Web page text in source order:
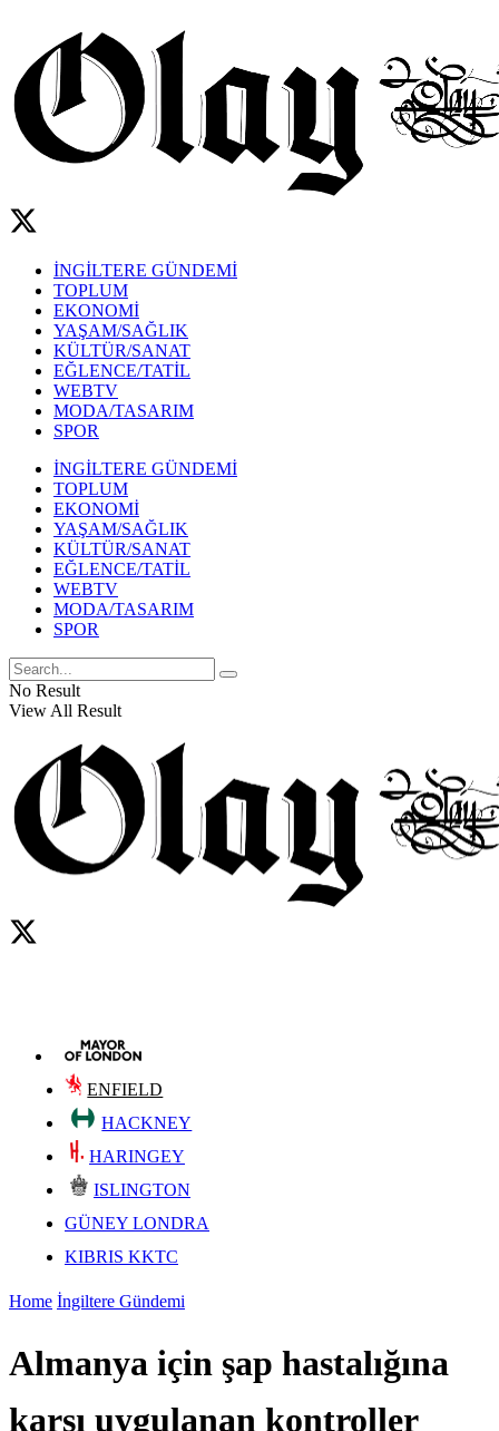
İNGİLTERE GÜNDEMİ
TOPLUM
EKONOMİ
YAŞAM/SAĞLIK
KÜLTÜR/SANAT
EĞLENCE/TATİL
WEBTV
MODA/TASARIM
SPOR
İNGİLTERE GÜNDEMİ
TOPLUM
EKONOMİ
YAŞAM/SAĞLIK
KÜLTÜR/SANAT
EĞLENCE/TATİL
WEBTV
MODA/TASARIM
SPOR
No Result
View All Result
ENFIELD
HACKNEY
HARINGEY
ISLINGTON
GÜNEY LONDRA
KIBRIS KKTC
Home İngiltere Gündemi
Almanya için şap hastalığına
karşı uygulanan kontroller